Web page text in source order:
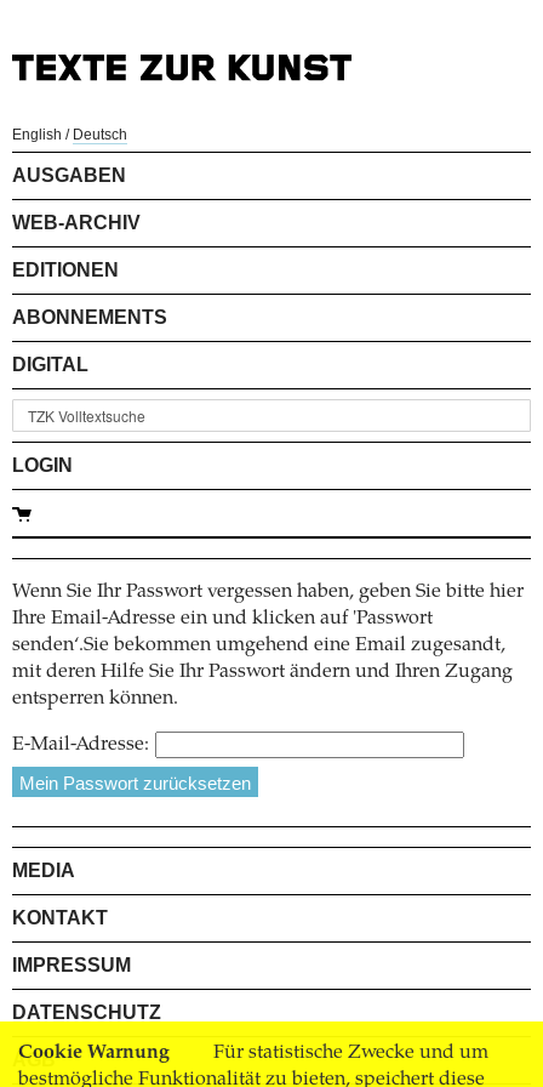
Cookie Warnung
Für statistische Zwecke und um
bestmögliche Funktionalität zu bieten, speichert diese
English / Deutsch
AUSGABEN
WEB-ARCHIV
EDITIONEN
ABONNEMENTS
DIGITAL
LOGIN
Wenn Sie Ihr Passwort vergessen haben, geben Sie bitte hier
Ihre Email-Adresse ein und klicken auf 'Passwort
senden‘.Sie bekommen umgehend eine Email zugesandt,
mit deren Hilfe Sie Ihr Passwort ändern und Ihren Zugang
entsperren können.
E-Mail-Adresse:
MEDIA
KONTAKT
IMPRESSUM
DATENSCHUTZ
AGB